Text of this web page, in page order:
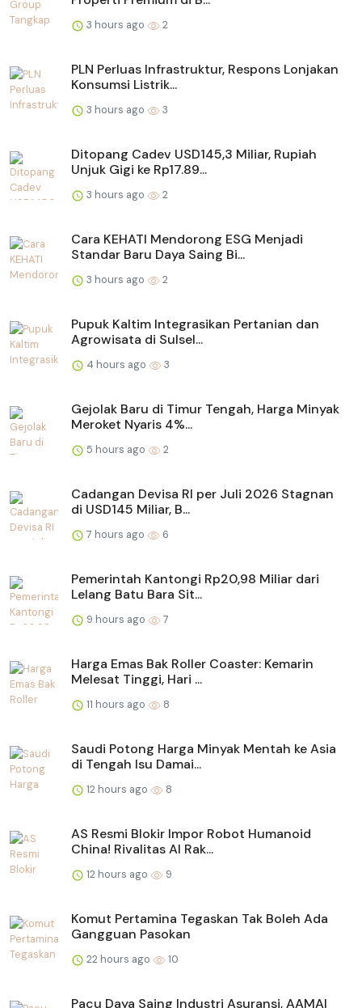
3 hours ago 2
PLN Perluas Infrastruktur, Respons Lonjakan
Konsumsi Listrik...
3 hours ago 3
Ditopang Cadev USD145,3 Miliar, Rupiah
Unjuk Gigi ke Rp17.89...
3 hours ago 2
Cara KEHATI Mendorong ESG Menjadi
Standar Baru Daya Saing Bi...
3 hours ago 2
Pupuk Kaltim Integrasikan Pertanian dan
Agrowisata di Sulsel...
4 hours ago 3
Gejolak Baru di Timur Tengah, Harga Minyak
Meroket Nyaris 4%...
5 hours ago 2
Cadangan Devisa RI per Juli 2026 Stagnan
di USD145 Miliar, B...
7 hours ago 6
Pemerintah Kantongi Rp20,98 Miliar dari
Lelang Batu Bara Sit...
9 hours ago 7
Harga Emas Bak Roller Coaster: Kemarin
Melesat Tinggi, Hari ...
11 hours ago 8
Saudi Potong Harga Minyak Mentah ke Asia
di Tengah Isu Damai...
12 hours ago 8
AS Resmi Blokir Impor Robot Humanoid
China! Rivalitas AI Rak...
12 hours ago 9
Komut Pertamina Tegaskan Tak Boleh Ada
Gangguan Pasokan
22 hours ago 10
Pacu Daya Saing Industri Asuransi, AAMAI